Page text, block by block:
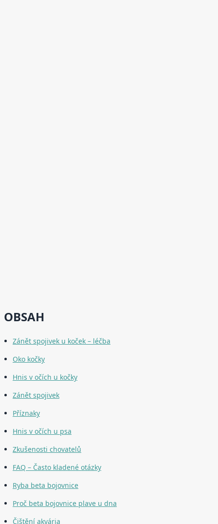
OBSAH
Zánět spojivek u koček – léčba
Oko kočky
Hnis v očích u kočky
Zánět spojivek
Příznaky
Hnis v očích u psa
Zkušenosti chovatelů
FAQ – Často kladené otázky
Ryba beta bojovnice
Proč beta bojovnice plave u dna
Čištění akvária